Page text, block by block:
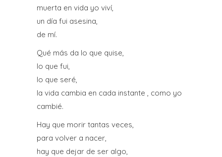
muerta en vida yo viví,
un día fui asesina,
de mí.
Qué más da lo que quise,
lo que fui,
lo que seré,
la vida cambia en cada instante , como yo
cambié.
Hay que morir tantas veces,
para volver a nacer,
hay que dejar de ser algo,